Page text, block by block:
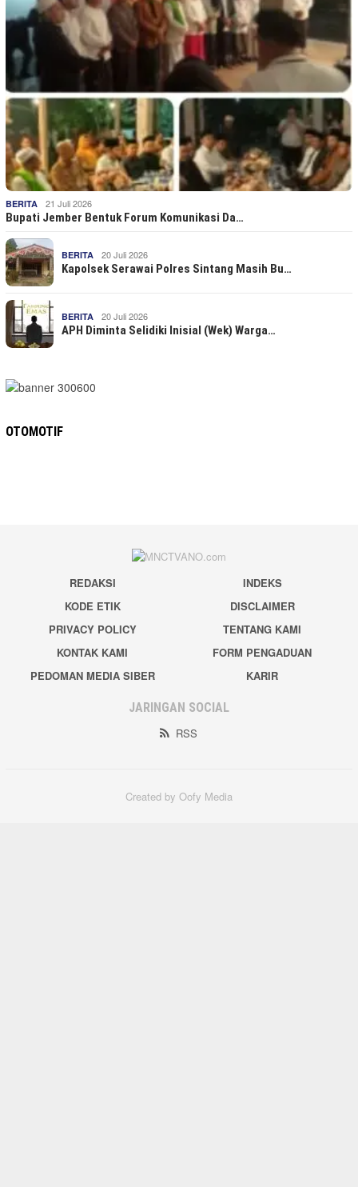
BERITA 21 Juli 2026
Bupati Jember Bentuk Forum Komunikasi Da…
BERITA 20 Juli 2026
Kapolsek Serawai Polres Sintang Masih Bu…
BERITA 20 Juli 2026
APH Diminta Selidiki Inisial (Wek) Warga…
OTOMOTIF
REDAKSI
INDEKS
KODE ETIK
DISCLAIMER
PRIVACY POLICY
TENTANG KAMI
KONTAK KAMI
FORM PENGADUAN
PEDOMAN MEDIA SIBER
KARIR
JARINGAN SOCIAL
RSS
Created by Oofy Media